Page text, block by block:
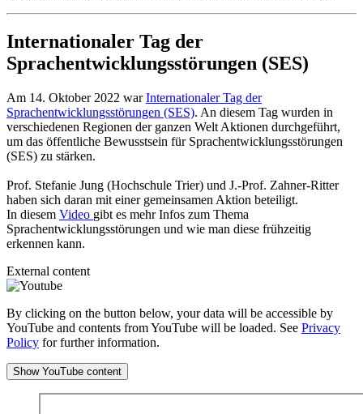
Internationaler Tag der
Sprachentwicklungsstörungen (SES)
Am 14. Oktober 2022 warInternationaler Tag der
Sprachentwicklungsstörungen (SES). An diesem Tag wurden in
verschiedenen Regionen der ganzen Welt Aktionen durchgeführt,
um das öffentliche Bewusstsein für Sprachentwicklungsstörungen
(SES) zu stärken.
Prof. Stefanie Jung (Hochschule Trier) und J.-Prof. Zahner-Ritter
haben sich daran mit einer gemeinsamen Aktion beteiligt.
In diesem Video gibt es mehr Infos zum Thema
Sprachentwicklungsstörungen und wie man diese frühzeitig
erkennen kann.
External content
By clicking on the button below, your data will be accessible by
YouTube and contents from YouTube will be loaded. See Privacy
Policy for further information.
Show YouTube content